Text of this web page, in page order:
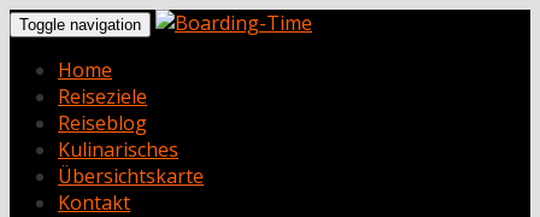
Toggle navigation
Home
Reiseziele
Reiseblog
Kulinarisches
Übersichtskarte
Kontakt